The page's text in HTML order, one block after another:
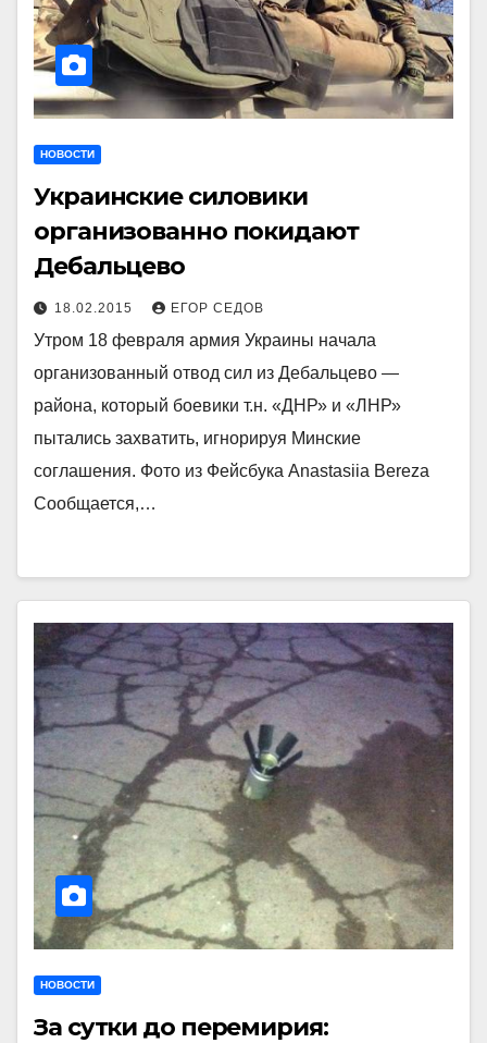
НОВОСТИ
Украинские силовики
организованно покидают
Дебальцево
18.02.2015 ЕГОР СЕДОВ
Утром 18 февраля армия Украины начала
организованный отвод сил из Дебальцево —
района, который боевики т.н. «ДНР» и «ЛНР»
пытались захватить, игнорируя Минские
соглашения. Фото из Фейсбука Anastasiia Bereza
Сообщается,…
НОВОСТИ
За сутки до перемирия: